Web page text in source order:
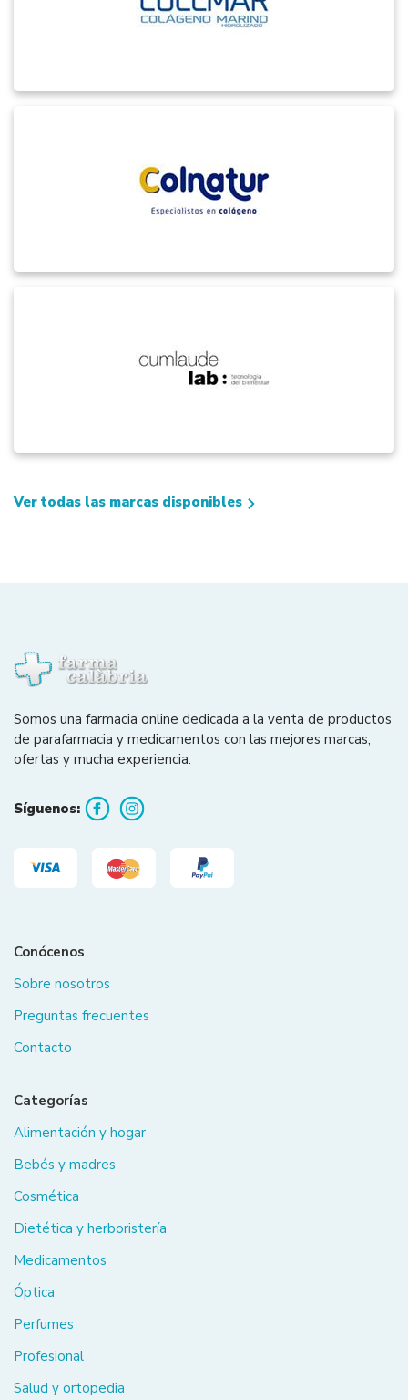
Ver todas las marcas disponibles
Somos una farmacia online dedicada a la venta de productos
de parafarmacia y medicamentos con las mejores marcas,
ofertas y mucha experiencia.
Síguenos:
Conócenos
Sobre nosotros
Preguntas frecuentes
Contacto
Categorías
Alimentación y hogar
Bebés y madres
Cosmética
Dietética y herboristería
Medicamentos
Óptica
Perfumes
Profesional
Salud y ortopedia